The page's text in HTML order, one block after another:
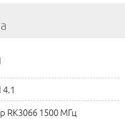
RK3066 1500 МГц